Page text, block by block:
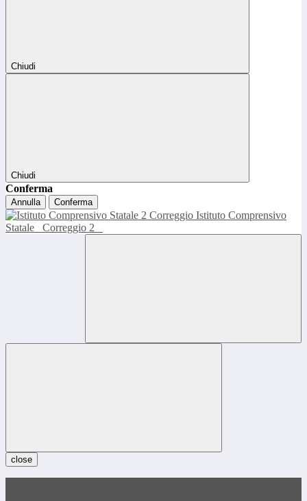
Chiudi
Chiudi
Conferma
Annulla Conferma
Istituto Comprensivo
Statale
Correggio 2
close